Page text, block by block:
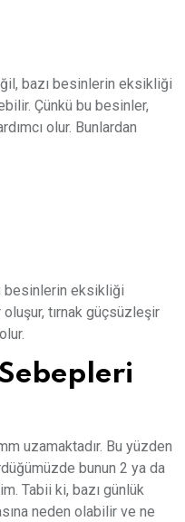
bazı besinlerin eksikliği
Çünkü bu besinler,
olur. Bunlardan
besinlerin eksikliği
tırnak güçsüzleşir
uzamaktadır. Bu yüzden
bunun 2 ya da
Tabii ki, bazı günlük
neden olabilir ve ne